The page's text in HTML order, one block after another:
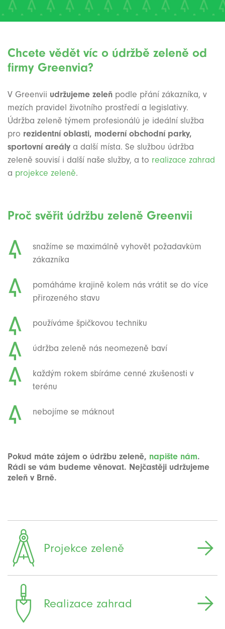
Chcete vědět víc o údržbě zeleně od
firmy Greenvia?
V Greenvii udržujeme zeleň podle přání zákazníka, v
mezích pravidel životního prostředí a legislativy.
Údržba zeleně týmem profesionálů je ideální služba
pro rezidentní oblasti, moderní obchodní parky,
sportovní areály a další místa. Se službou údržba
zeleně souvisí i další naše služby, a to realizace zahrad
a projekce zeleně.
Proč svěřit údržbu zeleně Greenvii
snažíme se maximálně vyhovět požadavkům
zákazníka
pomáháme krajině kolem nás vrátit se do více
přirozeného stavu
používáme špičkovou techniku
údržba zeleně nás neomezeně baví
každým rokem sbíráme cenné zkušenosti v
terénu
nebojíme se máknout
Pokud máte zájem o údržbu zeleně, napište nám.
Rádi se vám budeme věnovat. Nejčastěji udržujeme
zeleň v Brně.
Projekce zeleně
Realizace zahrad